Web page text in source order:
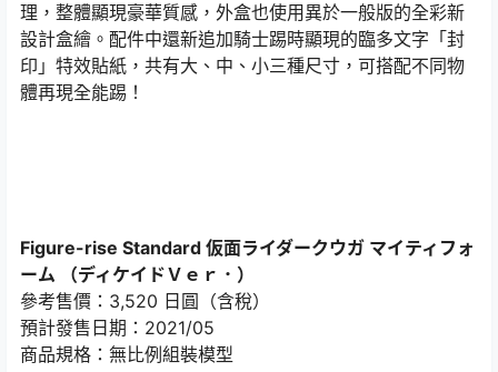
理，整體顯現豪華質感，外盒也使用異於一般版的全彩新
設計盒繪。配件中還新追加騎士踢時顯現的臨多文字「封
印」特效貼紙，共有大、中、小三種尺寸，可搭配不同物
體再現全能踢！
Figure-rise Standard 仮面ライダークウガ マイティフォ
ーム （ディケイドＶｅｒ．）
參考售價：3,520 日圓（含稅）
預計發售日期：2021/05
商品規格：無比例組裝模型